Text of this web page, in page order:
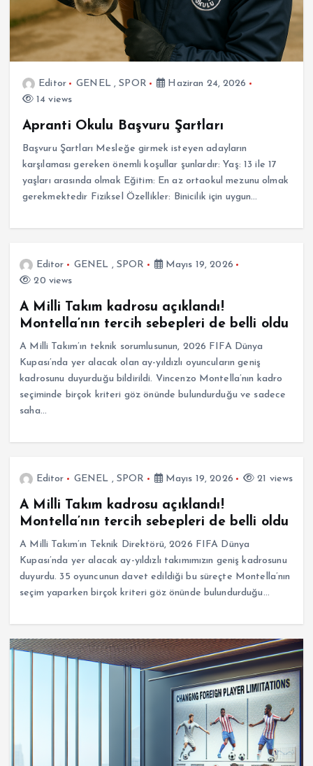
Editor GENEL,SPOR
Haziran 24, 2026
14 views
Apranti Okulu Başvuru Şartları
Başvuru Şartları Mesleğe girmek isteyen adayların
karşılaması gereken önemli koşullar şunlardır: Yaş: 13 ile 17
yaşları arasında olmak Eğitim: En az ortaokul mezunu olmak
gerekmektedir Fiziksel Özellikler: Binicilik için uygun…
Editor GENEL , SPOR
Mayıs 19, 2026
20 views
A Milli Takım kadrosu açıklandı!
Montella’nın tercih sebepleri de belli oldu
A Milli Takım’ın teknik sorumlusunun, 2026 FIFA Dünya
Kupası’nda yer alacak olan ay-yıldızlı oyuncuların geniş
kadrosunu duyurduğu bildirildi. Vincenzo Montella’nın kadro
seçiminde birçok kriteri göz önünde bulundurduğu ve sadece
saha…
Editor GENEL , SPOR Mayıs 19, 2026 21 views
A Milli Takım kadrosu açıklandı!
Montella’nın tercih sebepleri de belli oldu
A Milli Takım’ın Teknik Direktörü, 2026 FIFA Dünya
Kupası’nda yer alacak ay-yıldızlı takımımızın geniş kadrosunu
duyurdu. 35 oyuncunun davet edildiği bu süreçte Montella’nın
seçim yaparken birçok kriteri göz önünde bulundurduğu…